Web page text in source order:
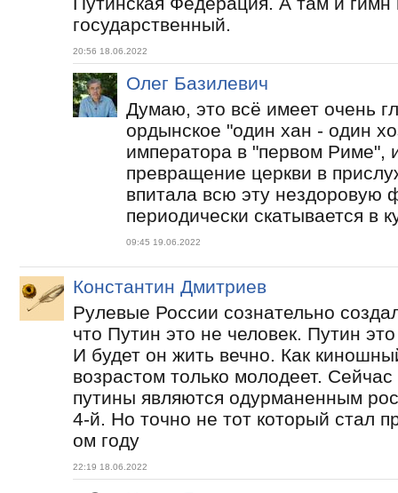
государственный.
20:56 18.06.2022
Олег Базилевич
Думаю, это всё имеет очень
ордынское "один хан - один
императора в "первом Риме",
превращение церкви в
впитала всю эту нездоровую
периодически скатывается в
09:45 19.06.2022
Константин Дмитриев
Рулевые России сознательно
что Путин это не человек. Путин
И будет он жить вечно. Как
возрастом только молодеет. Сейчас
путины являются одурманенным
4-й. Но точно не тот который стал
ом году
22:19 18.06.2022